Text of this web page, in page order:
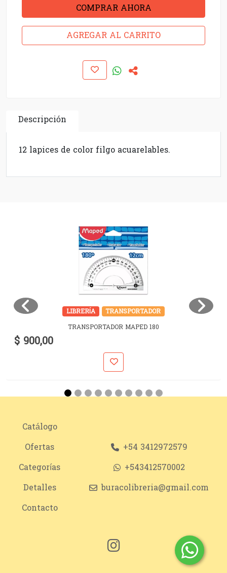
COMPRAR AHORA
AGREGAR AL CARRITO
Descripción
12 lapices de color filgo acuarelables.
LIBRERÍA
TRANSPORTADOR
TRANSPORTADOR MAPED 180
$ 900,00
Catálogo
Ofertas
Categorías
Detalles
Contacto
+54 3412972579
+543412570002
buracolibreria@gmail.com